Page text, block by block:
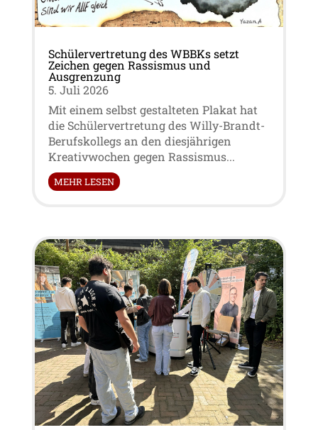
Schülervertretung des WBBKs setzt
Zeichen gegen Rassismus und
Ausgrenzung
5. Juli 2026
Mit einem selbst gestalteten Plakat hat
die Schülervertretung des Willy-Brandt-
Berufskollegs an den diesjährigen
Kreativwochen gegen Rassismus...
MEHR LESEN